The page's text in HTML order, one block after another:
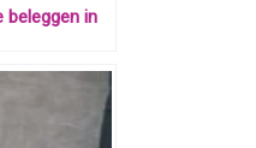
beleggen in